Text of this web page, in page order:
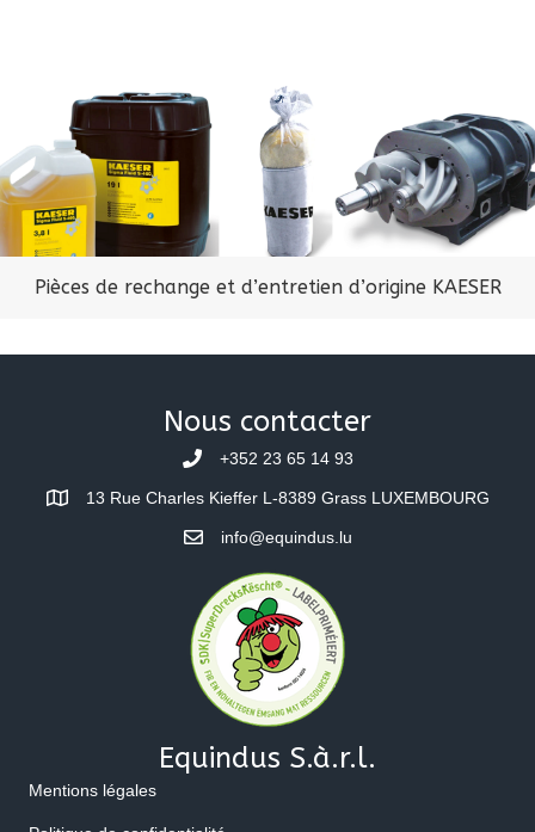
Pièces de rechange et d’entretien d’origine KAESER
Nous contacter
+352 23 65 14 93
13 Rue Charles Kieffer L-8389 Grass LUXEMBOURG
info@equindus.lu
Equindus S.à.r.l.
Mentions légales